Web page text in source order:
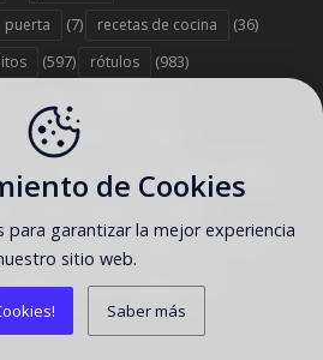
puerta (7) recetas de cocina (36)
(597) rótulos (983)
(12) sorpresas
(67) stickers (263) tarjetas
y postres
wrappers (707) zapatos (35)
de Cookies
para garantizar la mejor experiencia
sitio web.
Saber más